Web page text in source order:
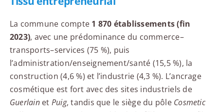
La commune compte 1 870 établissements (fin
2023), avec une prédominance du commerce–
transports–services (75 %), puis
l’administration/enseignement/santé (15,5 %), la
construction (4,6 %) et l’industrie (4,3 %). L’ancrage
cosmétique est fort avec des sites industriels de
Guerlainet Puig, tandis que le siège du pôle Cosmetic